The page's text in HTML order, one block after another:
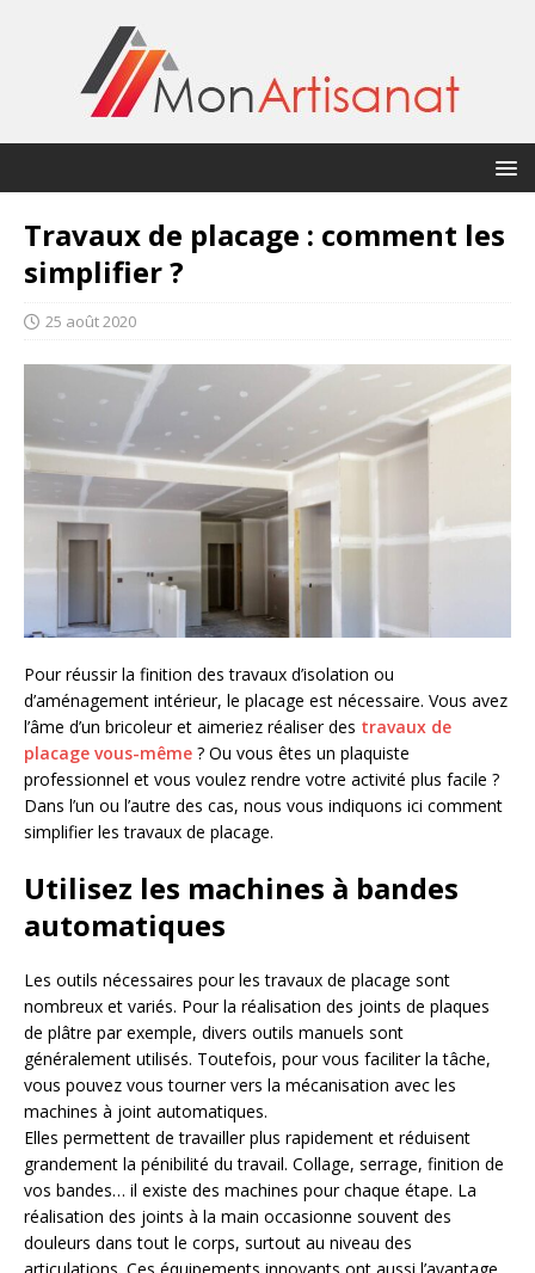
Travaux de placage : comment les
simplifier ?
25 août 2020
Pour réussir la finition des travaux d’isolation ou
d’aménagement intérieur, le placage est nécessaire. Vous avez
l’âme d’un bricoleur et aimeriez réaliser des travaux de
placage vous-même ? Ou vous êtes un plaquiste
professionnel et vous voulez rendre votre activité plus facile ?
Dans l’un ou l’autre des cas, nous vous indiquons ici comment
simplifier les travaux de placage.
Utilisez les machines à bandes
automatiques
Les outils nécessaires pour les travaux de placage sont
nombreux et variés. Pour la réalisation des joints de plaques
de plâtre par exemple, divers outils manuels sont
généralement utilisés. Toutefois, pour vous faciliter la tâche,
vous pouvez vous tourner vers la mécanisation avec les
machines à joint automatiques.
Elles permettent de travailler plus rapidement et réduisent
grandement la pénibilité du travail. Collage, serrage, finition de
vos bandes… il existe des machines pour chaque étape. La
réalisation des joints à la main occasionne souvent des
douleurs dans tout le corps, surtout au niveau des